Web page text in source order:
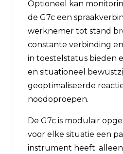
Optioneel kan
de G7c een
werknemer tot stand
constante verbinding
in toestelstatus bieden
en situationeel
geoptimaliseerde
noodoproepen.
De G7c is modulair
voor elke situatie een
instrument heeft: